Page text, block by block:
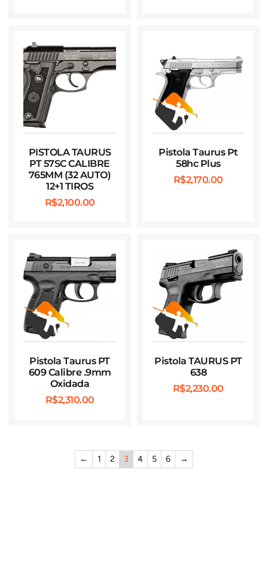
PISTOLA TAURUS
PT 57SC CALIBRE
765MM (32 AUTO)
12+1 TIROS
R$2,100.00
Pistola Taurus Pt
58hc Plus
R$2,170.00
Pistola Taurus PT
609 Calibre .9mm
Oxidada
R$2,310.00
Pistola TAURUS PT
638
R$2,230.00
← 1 2 3 4 5 6 →